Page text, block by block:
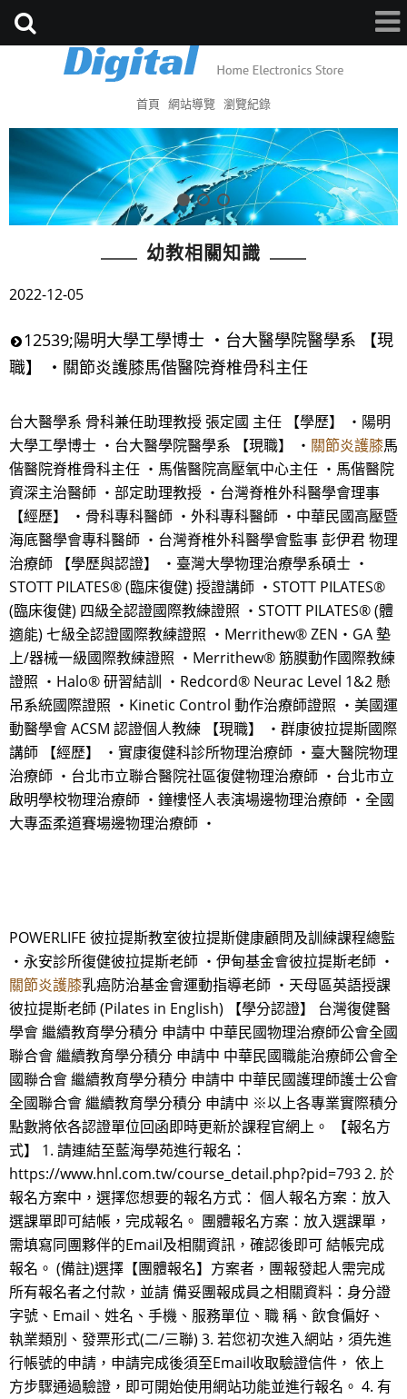
首頁 網站導覽 瀏覽紀錄
幼教相關知識
2022-12-05
12539;陽明大學工學博士 ・台大醫學院醫學系 【現
職】 ・關節炎護膝馬偕醫院脊椎骨科主任
台大醫學系 骨科兼任助理教授 張定國 主任 【學歷】 ・陽明
大學工學博士 ・台大醫學院醫學系 【現職】 ・ 關節炎護膝馬
偕醫院脊椎骨科主任 ・馬偕醫院高壓氧中心主任 ・馬偕醫院
資深主治醫師 ・部定助理教授 ・台灣脊椎外科醫學會理事
【經歷】 ・骨科專科醫師 ・外科專科醫師 ・中華民國高壓暨
海底醫學會專科醫師 ・台灣脊椎外科醫學會監事 彭伊君 物理
治療師 【學歷與認證】 ・臺灣大學物理治療學系碩士 ・
STOTT PILATES® (臨床復健) 授證講師 ・STOTT PILATES®
(臨床復健) 四級全認證國際教練證照 ・STOTT PILATES® (體
適能) 七級全認證國際教練證照 ・Merrithew® ZEN‧GA 墊
上/器械一級國際教練證照 ・Merrithew® 筋膜動作國際教練
證照 ・Halo® 研習結訓 ・Redcord® Neurac Level 1&2 懸
吊系統國際證照 ・Kinetic Control 動作治療師證照 ・美國運
動醫學會 ACSM 認證個人教練 【現職】 ・群康彼拉提斯國際
講師 【經歷】 ・實康復健科診所物理治療師 ・臺大醫院物理
治療師 ・台北市立聯合醫院社區復健物理治療師 ・台北市立
啟明學校物理治療師 ・鐘樓怪人表演場邊物理治療師 ・全國
大專盃柔道賽場邊物理治療師 ・
POWERLIFE 彼拉提斯教室彼拉提斯健康顧問及訓練課程總監
・永安診所復健彼拉提斯老師 ・伊甸基金會彼拉提斯老師 ・
關節炎護膝乳癌防治基金會運動指導老師 ・天母區英語授課
彼拉提斯老師 (Pilates in English) 【學分認證】 台灣復健醫
學會 繼續教育學分積分 申請中 中華民國物理治療師公會全國
聯合會 繼續教育學分積分 申請中 中華民國職能治療師公會全
國聯合會 繼續教育學分積分 申請中 中華民國護理師護士公會
全國聯合會 繼續教育學分積分 申請中 ※以上各專業實際積分
點數將依各認證單位回函即時更新於課程官網上。 【報名方
式】 1. 請連結至藍海學苑進行報名：
https://www.hnl.com.tw/course_detail.php?pid=793 2. 於
報名方案中，選擇您想要的報名方式： 個人報名方案：放入
選課單即可結帳，完成報名。 團體報名方案：放入選課單，
需填寫同團夥伴的Email及相關資訊，確認後即可 結帳完成
報名。 (備註)選擇【團體報名】方案者，團報發起人需完成
所有報名者之付款，並請 備妥團報成員之相關資料：身分證
字號、Email、姓名、手機、服務單位、職 稱、飲食偏好、
執業類別、發票形式(二/三聯) 3. 若您初次進入網站，須先進
行帳號的申請，申請完成後須至Email收取驗證信件， 依上
方步驟通過驗證，即可開始使用網站功能並進行報名。 4. 有